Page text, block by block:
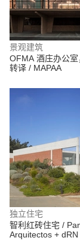
景观建筑
OFMA 酒庄办公
转译 / MAPAA
独立住宅
智利红砖住宅 /
Arquitectos +